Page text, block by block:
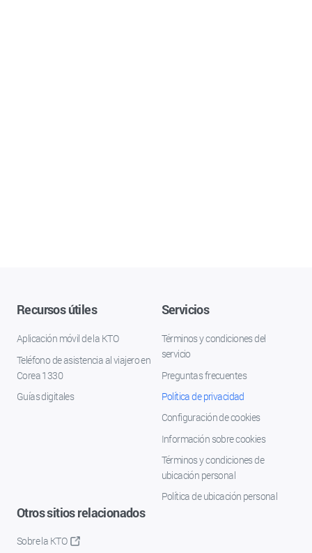
Recursos útiles
Aplicación móvil de la KTO
Teléfono de asistencia al viajero en
Corea 1330
Guías digitales
Servicios
Términos y condiciones del
servicio
Preguntas frecuentes
Política de privacidad
Configuración de cookies
Información sobre cookies
Términos y condiciones de
ubicación personal
Política de ubicación personal
Otros sitios relacionados
Sobre la KTO